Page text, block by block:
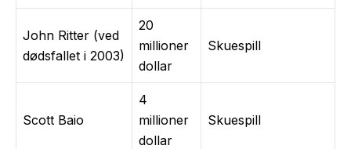
John Ritter (ved
dødsfallet i 2003)
20
millioner
dollar
Skuespill
Scott Baio
4
millioner
dollar
Skuespill